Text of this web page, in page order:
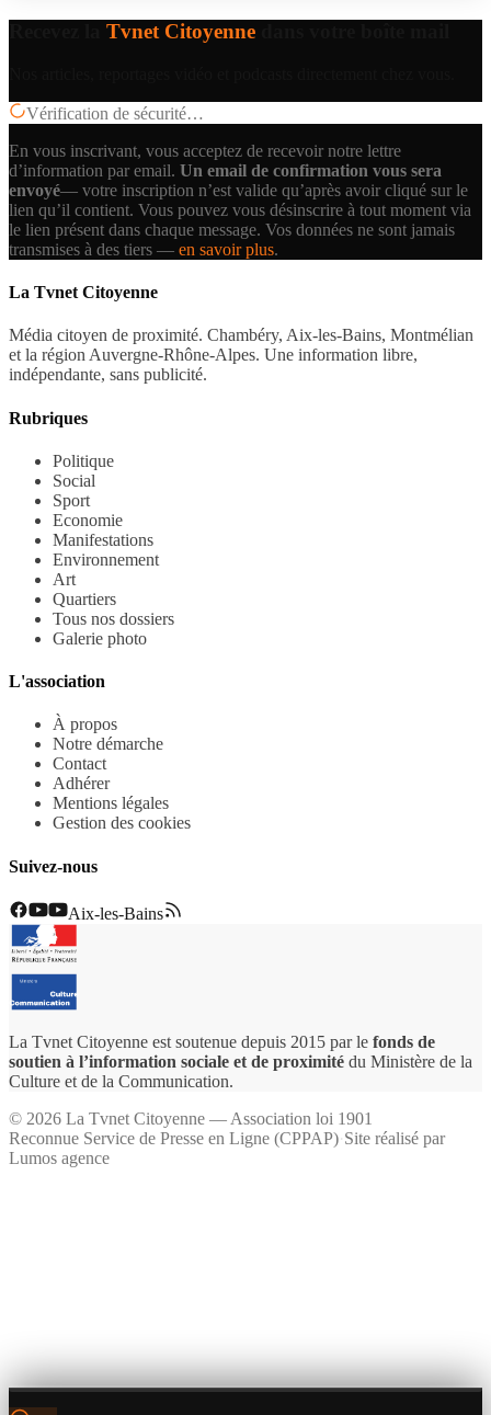
Tvnet Citoyenne
Vérification de sécurité…
En vous inscrivant, vous acceptez de recevoir notre lettre
d’information par email. Un email de confirmation vous sera
envoyé— votre inscription n’est valide qu’après avoir cliqué sur le
lien qu’il contient. Vous pouvez vous désinscrire à tout moment via
le lien présent dans chaque message. Vos données ne sont jamais
transmises à des tiers — en savoir plus.
La Tvnet Citoyenne
Média citoyen de proximité. Chambéry, Aix-les-Bains, Montmélian
et la région Auvergne-Rhône-Alpes. Une information libre,
indépendante, sans publicité.
Rubriques
Politique
Social
Sport
Economie
Manifestations
Environnement
Art
Quartiers
Tous nos dossiers
Galerie photo
L'association
À propos
Notre démarche
Contact
Adhérer
Mentions légales
Gestion des cookies
Suivez-nous
Aix-les-Bains
La Tvnet Citoyenne est soutenue depuis 2015 par le fonds de
soutien à l’information sociale et de proximité du Ministère de la
Culture et de la Communication.
© 2026 La Tvnet Citoyenne — Association loi 1901
Reconnue Service de Presse en Ligne (CPPAP)·Site réalisé par
Lumos agence